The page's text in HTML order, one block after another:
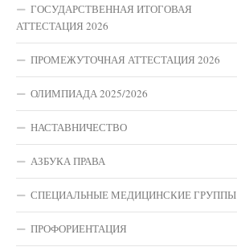
ГОСУДАРСТВЕННАЯ ИТОГОВАЯ
АТТЕСТАЦИЯ 2026
ПРОМЕЖУТОЧНАЯ АТТЕСТАЦИЯ 2026
ОЛИМПИАДА 2025/2026
НАСТАВНИЧЕСТВО
АЗБУКА ПРАВА
СПЕЦИАЛЬНЫЕ МЕДИЦИНСКИЕ ГРУППЫ
ПРОФОРИЕНТАЦИЯ